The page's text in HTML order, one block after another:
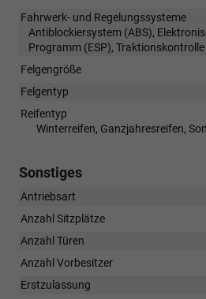
Fahrwerk- und Regelungssysteme
Antiblockiersystem (ABS),
Programm (ESP), Traktionskontrolle
Felgengröße
Felgentyp
Reifentyp
Winterreifen, Ganzjahresreifen,
Sonstiges
Antriebsart
Anzahl Sitzplätze
Anzahl Türen
Anzahl Vorbesitzer
Erstzulassung